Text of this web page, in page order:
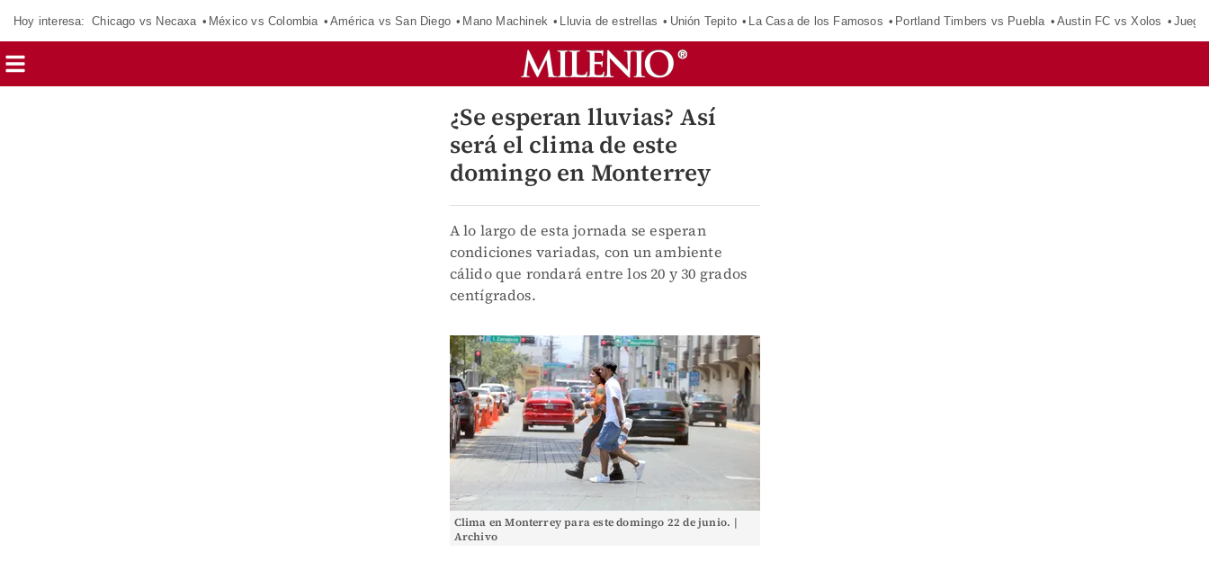
Hoy interesa: Chicago vs Necaxa México vs Colombia América vs San Diego Mano Machinek Lluvia de estrellas Unión Tepito La Casa de los Famosos Portland Timbers vs Puebla Austin FC vs Xolos
¿Se esperan lluvias? Así
será el clima de este
domingo en Monterrey
A lo largo de esta jornada se esperan
condiciones variadas, con un ambiente
cálido que rondará entre los 20 y 30 grados
centígrados.
Clima en Monterrey para este domingo 22 de junio. |
Archivo